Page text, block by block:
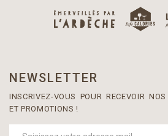
NEWSLETTER
INSCRIVEZ-VOUS POUR RECEVOIR
ET PROMOTIONS !